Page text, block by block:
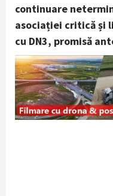
continuare
asociației critică și
cu DN3, promisă